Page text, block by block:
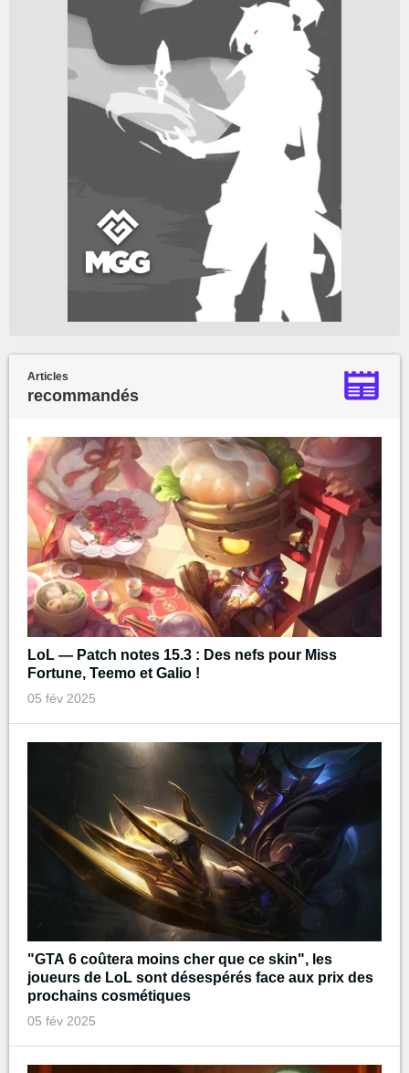
Articles
recommandés
LoL — Patch notes 15.3 : Des nefs pour Miss
Fortune, Teemo et Galio !
05 fév 2025
"GTA 6 coûtera moins cher que ce skin", les
joueurs de LoL sont désespérés face aux prix des
prochains cosmétiques
05 fév 2025